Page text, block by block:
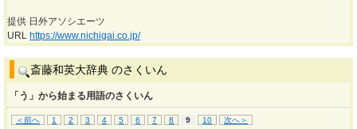
提供 日外アソシエーツ
URL https://www.nichigai.co.jp/
斎藤和英大辞典 のさくいん
「う」から始まる用語のさくいん
＜前へ 1 2 3 4 5 6 7 8 9 10 次へ＞